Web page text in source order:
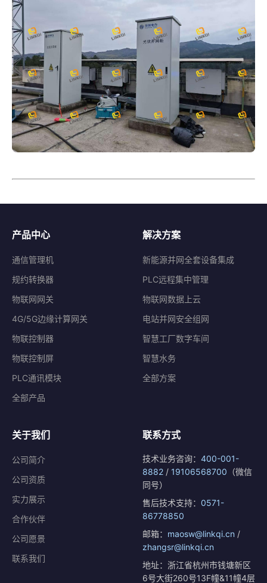
产品中心
通信管理机
规约转换器
物联网网关
4G/5G边缘计算网关
物联控制器
物联控制屏
PLC通讯模块
全部产品
解决方案
新能源并网全套设备集成
PLC远程集中管理
物联网数据上云
电站并网安全组网
智慧工厂数字车间
智慧水务
全部方案
关于我们
公司简介
公司资质
实力展示
合作伙伴
公司愿景
联系我们
联系方式
技术业务咨询： 400-001-
8882 / 19106568700 （微信
同号）
售后技术支持： 0571-
86778850
邮箱： maosw@linkqi.cn /
zhangsr@linkqi.cn
地址：浙江省杭州市钱塘新区
6号大街260号13F幢&11幢4层